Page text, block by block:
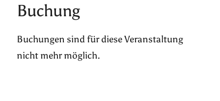
Buchung
Buchungen sind für diese Veranstaltung
nicht mehr möglich.